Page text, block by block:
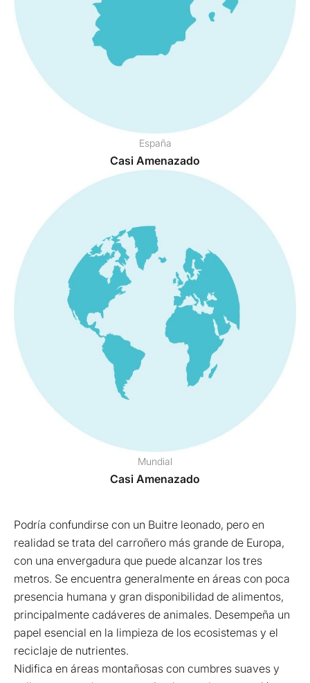
España
Casi Amenazado
Mundial
Casi Amenazado
Podría confundirse con un Buitre leonado, pero en
realidad se trata del carroñero más grande de Europa,
con una envergadura que puede alcanzar los tres
metros. Se encuentra generalmente en áreas con poca
presencia humana y gran disponibilidad de alimentos,
principalmente cadáveres de animales. Desempeña un
papel esencial en la limpieza de los ecosistemas y el
reciclaje de nutrientes.
Nidifica en áreas montañosas con cumbres suaves y